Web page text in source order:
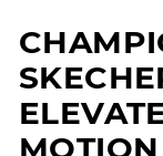
MOTION